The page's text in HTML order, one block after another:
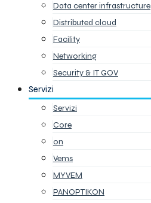
Data center infrastructure
Distributed cloud
Facility
Networking
Security & IT GOV
Servizi
Servizi
Core
on
Vems
MYVEM
PANOPTIKON